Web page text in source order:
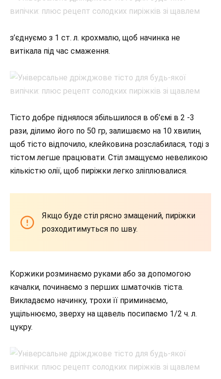
з’єднуємо з 1 ст. л. крохмалю, щоб начинка не
витікала під час смаження.
Тісто добре піднялося збільшилося в об’ємі в 2 -3
рази, ділимо його по 50 гр, залишаємо на 10 хвилин,
щоб тісто відпочило, клейковина розслабилася, тоді з
тістом легше працювати. Стіл змащуємо невеликою
кількістю олії, щоб пиріжки легко зліплювалися.
Якщо буде стіл рясно змащений, пиріжки
розходитимуться по шву.
Коржики розминаємо руками або за допомогою
качалки, починаємо з перших шматочків тіста.
Викладаємо начинку, трохи її приминаємо,
ущільнюємо, зверху на щавель посипаємо 1/2 ч. л.
цукру.